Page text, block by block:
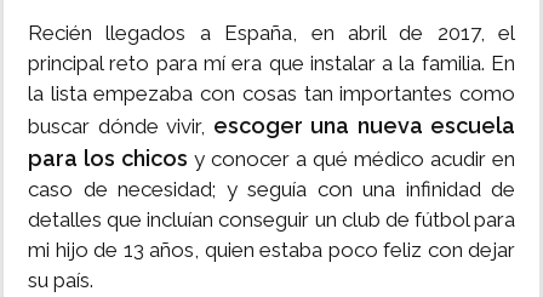
Recién llegados a España, en abril de 2017, el
principal reto para mí era que instalar a la familia. En
la lista empezaba con cosas tan importantes como
buscar dónde vivir, escoger una nueva escuela
para los chicos y conocer a qué médico acudir en
caso de necesidad; y seguía con una infinidad de
detalles que incluían conseguir un club de fútbol para
mi hijo de 13 años, quien estaba poco feliz con dejar
su país.